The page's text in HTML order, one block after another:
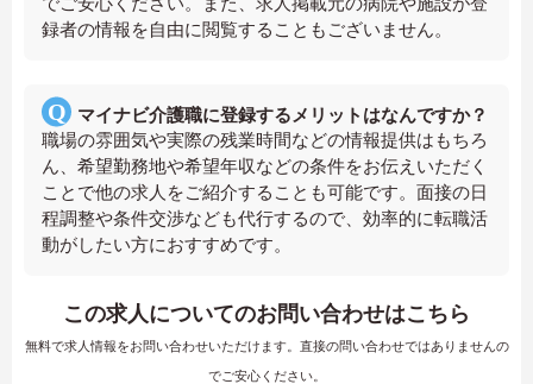
録者の情報を自由に閲覧することもございません。
マイナビ介護職に登録するメリットはなんですか？
職場の雰囲気や実際の残業時間などの情報提供はもちろ
ん、希望勤務地や希望年収などの条件をお伝えいただく
ことで他の求人をご紹介することも可能です。面接の日
程調整や条件交渉なども代行するので、効率的に転職活
動がしたい方におすすめです。
この求人についてのお問い合わせはこちら
無料で求人情報をお問い合わせいただけます。直接の問い合わせではありませんの
でご安心ください。